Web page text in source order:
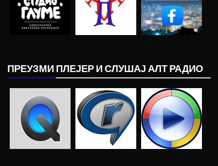
ПРЕУЗМИ ПЛЕЈЕР И СЛУШАЈ АЛТ РАДИО